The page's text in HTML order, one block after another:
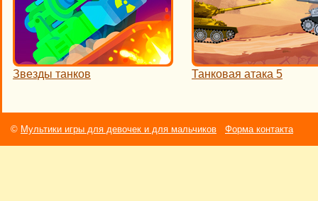
Звезды танков Танковая атака 5
© Мультики игры для девочек и для мальчиков Форма контакта